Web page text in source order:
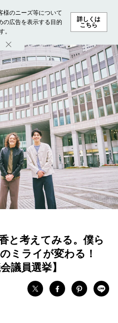
様のニーズ等について
の広告を表示する目的
。
詳しくは
こちら
ング ファッション ビューテ
と考えてみる。僕ら
ミライが変わる！
議員選挙】